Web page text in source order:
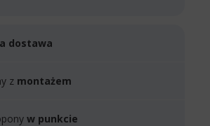
dostawa
z montażem
w punkcie